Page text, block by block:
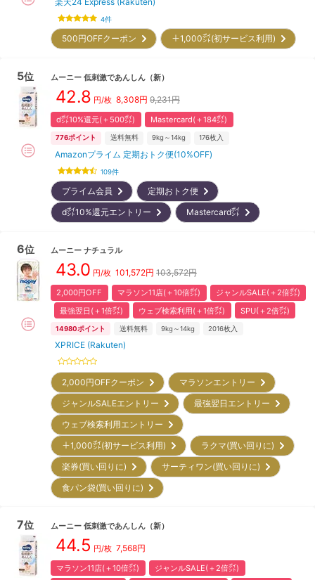
4件
500円OFFクーポン ＋1,000㌽(初サービス利用)
5位 ムーニー 低刺激であんしん （新）
42.8 円/枚 8,308円 9,231円
d㌽10%還元(＋500㌽) Mastercard(＋184㌽)
776ポイント 送料無料 9kg～14kg 176枚入
Amazonプライム 定期おトク便(10%OFF)
109件
プライム会員
定期おトク便
d㌽10%還元エントリー
Mastercard㌽
6位 ムーニー ナチュラル
43.0 円/枚 101,572円 103,572円
2,000円OFF マラソン11店(＋10倍㌽)
ジャンルSALE(＋2倍㌽)
最強翌日(＋1倍㌽)
ウェブ検索利用(＋1倍㌽) SPU(＋2倍㌽)
14980ポイント 送料無料 9kg～14kg 2016枚入
XPRICE (Rakuten)
2,000円OFFクーポン
マラソンエントリー
ジャンルSALEエントリー
最強翌日エントリー
ウェブ検索利用エントリー
＋1,000㌽(初サービス利用)
ラクマ(買い回りに)
楽券(買い回りに)
サーティワン(買い回りに)
食パン袋(買い回りに)
7位 ムーニー 低刺激であんしん （新）
44.5 円/枚 7,568円
マラソン11店(＋10倍㌽)
ジャンルSALE(＋2倍㌽)